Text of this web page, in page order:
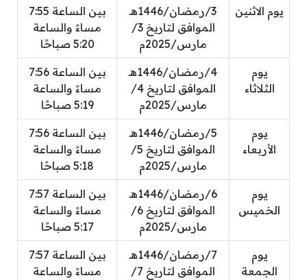
يوم الاثنين
3/رمضان/1446هـ
الموافق لتاريخ 3/
مارس/2025م
بين الساعة 7:55
مساءً والساعة
5:20 صباحًا
يوم
الثلاثاء
4/رمضان/1446هـ
الموافق لتاريخ 4/
مارس/2025م
بين الساعة 7:56
مساءً والساعة
5:19 صباحًا
يوم
الأربعاء
5/رمضان/1446هـ
الموافق لتاريخ 5/
مارس/2025م
بين الساعة 7:56
مساءً والساعة
5:18 صباحًا
يوم
الخميس
6/رمضان/1446هـ
الموافق لتاريخ 6/
مارس/2025م
بين الساعة 7:57
مساءً والساعة
5:17 صباحًا
يوم
الجمعة
7/رمضان/1446هـ
الموافق لتاريخ 7/
بين الساعة 7:57
مساءً والساعة